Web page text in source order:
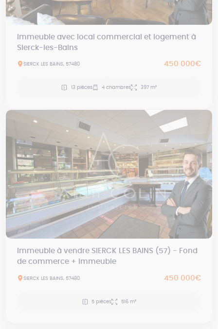
Immeuble avec local commercial et logement à
Sierck-les-Bains
SIERCK LES BAINS, 57480 450 000€
13 pièces 4 chambres 397 m²
Immeuble à vendre SIERCK LES BAINS (57) - Fond
de commerce + Immeuble
SIERCK LES BAINS, 57480 450 000€
5 pièces 516 m²